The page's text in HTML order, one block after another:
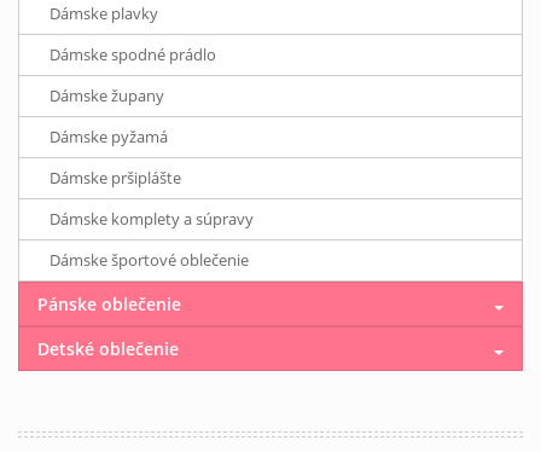
Dámske plavky
Dámske spodné prádlo
Dámske župany
Dámske pyžamá
Dámske pršiplášte
Dámske komplety a súpravy
Dámske športové oblečenie
Pánske oblečenie
Detské oblečenie